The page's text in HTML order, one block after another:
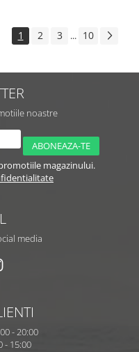
1 2 3 ... 10
noastre
magazinului.
media
- 20:00
- 15:00